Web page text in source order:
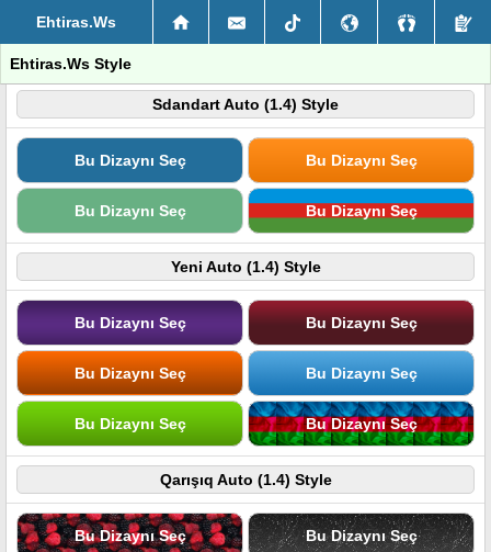
Ehtiras.Ws
Ehtiras.Ws Style
Sdandart Auto (1.4) Style
Bu Dizaynı Seç Bu Dizaynı Seç
Bu Dizaynı Seç Bu Dizaynı Seç
Yeni Auto (1.4) Style
Bu Dizaynı Seç Bu Dizaynı Seç
Bu Dizaynı Seç Bu Dizaynı Seç
Bu Dizaynı Seç Bu Dizaynı Seç
Qarışıq Auto (1.4) Style
Bu Dizaynı Seç Bu Dizaynı Seç